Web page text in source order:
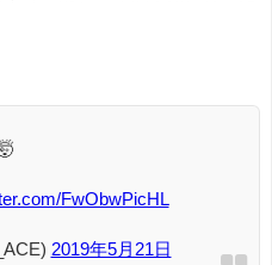
FwObwPicHL
2019年5月21日